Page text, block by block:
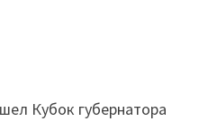
Кубок губернатора